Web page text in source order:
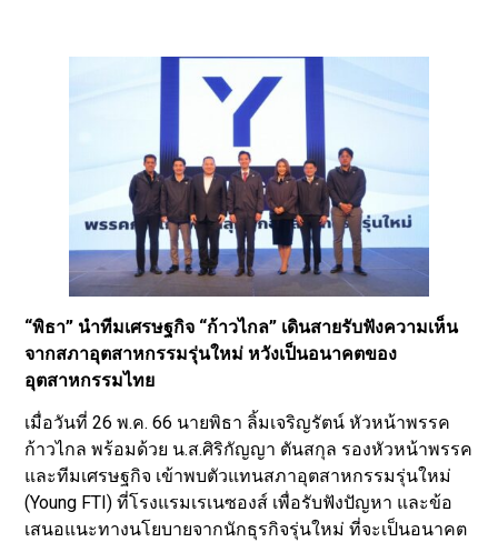
“พิธา” นำทีมเศรษฐกิจ “ก้าวไกล” เดินสายรับฟังความเห็น
จากสภาอุตสาหกรรมรุ่นใหม่ หวังเป็นอนาคตของ
อุตสาหกรรมไทย
เมื่อวันที่ 26 พ.ค. 66 นายพิธา ลิ้มเจริญรัตน์ หัวหน้าพรรค
ก้าวไกล พร้อมด้วย น.ส.ศิริกัญญา ตันสกุล รองหัวหน้าพรรค
และทีมเศรษฐกิจ เข้าพบตัวแทนสภาอุตสาหกรรมรุ่นใหม่
(Young FTI) ที่โรงแรมเรเนซองส์ เพื่อรับฟังปัญหา และข้อ
เสนอแนะทางนโยบายจากนักธุรกิจรุ่นใหม่ ที่จะเป็นอนาคต